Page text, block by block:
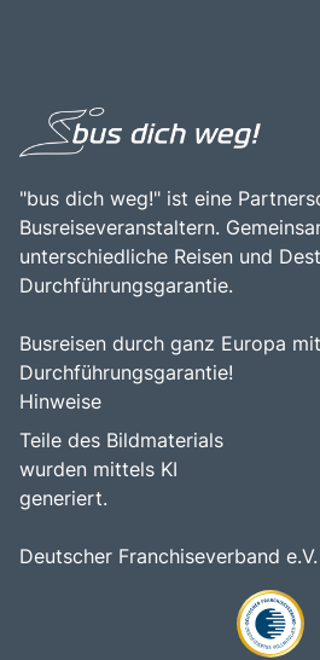
"bus dich weg!" ist eine
Busreiseveranstaltern.
unterschiedliche Reisen und
Durchführungsgarantie.
Busreisen durch ganz Europa
Durchführungsgarantie!
Hinweise
Teile des Bildmaterials
wurden mittels KI
generiert.
Deutscher Franchiseverband e.V.